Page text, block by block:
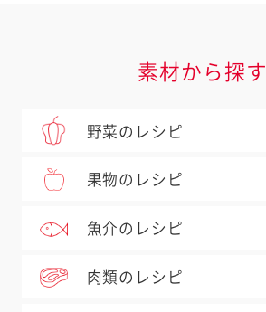
素材から探す
野菜のレシピ
果物のレシピ
魚介のレシピ
肉類のレシピ